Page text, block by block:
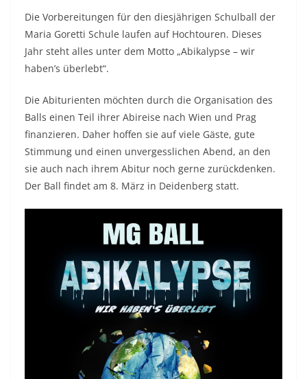
Die Vorbereitungen für den diesjährigen Schulball der
Maria Goretti Schule laufen auf Hochtouren. Dieses
Jahr steht alles unter dem Motto „Abikalypse – wir
haben’s überlebt“.
Die Abiturienten möchten durch die Organisation des
Balls einen Teil ihrer Abireise nach Wien und Prag
finanzieren. Daher hoffen sie auf viele Gäste, gute
Stimmung und einen unvergesslichen Abend, an den
sie auch nach ihrem Abitur noch gerne zurückdenken.
Der Ball findet am 8. März in Deidenberg statt.